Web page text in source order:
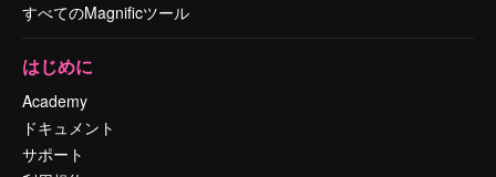
すべてのMagnificツール
はじめに
Academy
ドキュメント
サポート